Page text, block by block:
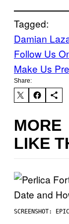
Tagged:
Damian
Follow Us
Make Us
Share:
MORE
LIKE
SCREENSHOT: